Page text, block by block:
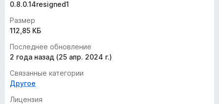
0.8.0.14resigned1
Размер
112,85 КБ
Последнее обновление
2 года назад (25 апр. 2024 г.)
Связанные категории
Другое
Лицензия